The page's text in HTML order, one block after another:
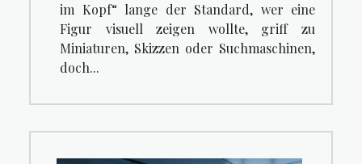
im Kopf“ lange der Standard, wer eine
Figur visuell zeigen wollte, griff zu
Miniaturen, Skizzen oder Suchmaschinen,
doch...